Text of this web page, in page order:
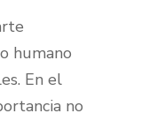
humano
En el
no